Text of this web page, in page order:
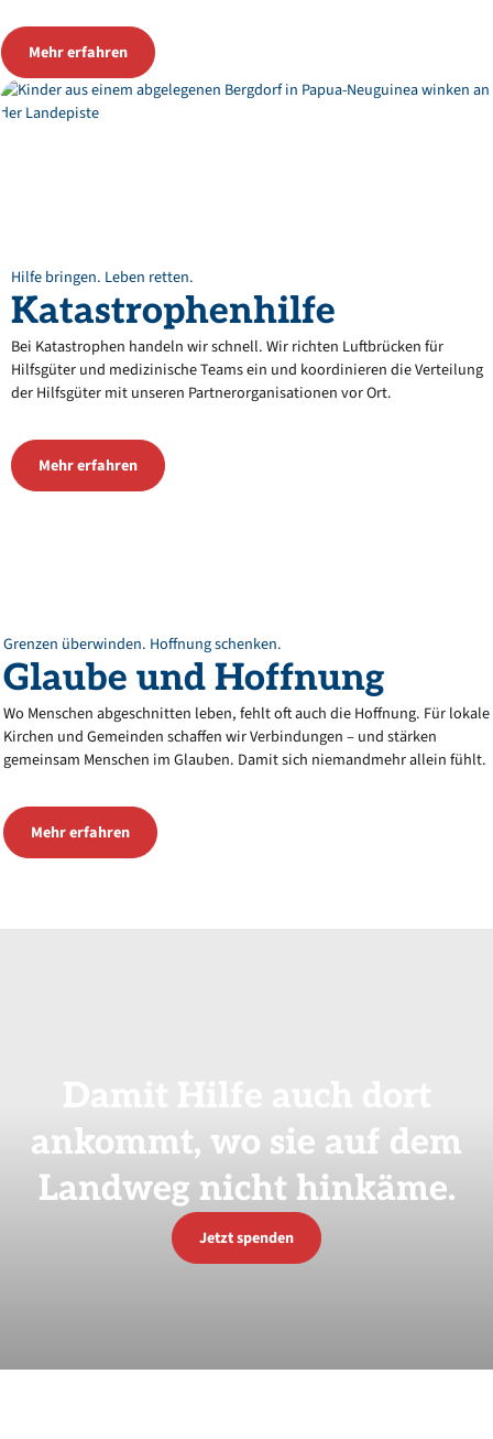
Mehr erfahren
Hilfe bringen. Leben retten.
Katastrophenhilfe
Bei Katastrophen handeln wir schnell. Wir richten Luftbrücken für
Hilfsgüter und medizinische Teams ein und koordinieren die Verteilung
der Hilfsgüter mit unseren Partnerorganisationen vor Ort.
Mehr erfahren
Grenzen überwinden. Hoffnung schenken.
Glaube und Hoffnung
Wo Menschen abgeschnitten leben, fehlt oft auch die Hoffnung. Für lokale
Kirchen und Gemeinden schaffen wir Verbindungen – und stärken
gemeinsam Menschen im Glauben. Damit sich niemandmehr allein fühlt.
Mehr erfahren
ankommt, wo sie auf dem
Landweg nicht hinkäme.
Jetzt spenden